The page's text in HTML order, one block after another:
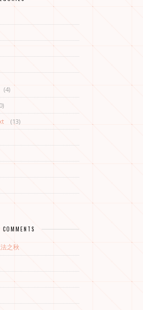
(4)
(13)
COMMENTS
之秋